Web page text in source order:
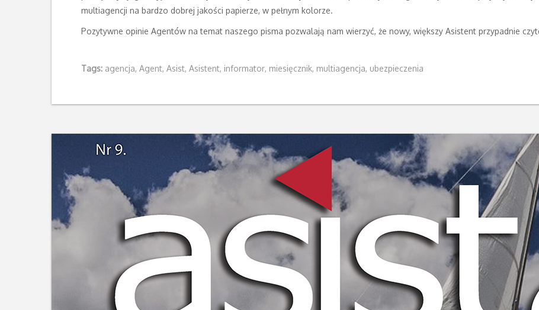
multiagencji na bardzo dobrej jakości papierze, w pełnym kolorze.
Pozytywne opinie Agentów na temat naszego pisma pozwalają nam wierzyć, że nowy, większy Asistent przypadnie
Tags: agencja, Agent, Asist, Asistent, informator, miesięcznik, multiagencja, ubezpieczenia